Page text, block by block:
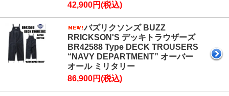
42,900円(税込)
バズリクソンズ BUZZ
RRICKSON'S デッキトラウザーズ
BR42588 Type DECK TROUSERS
“NAVY DEPARTMENT” オーバー
オール ミリタリー
86,900円(税込)